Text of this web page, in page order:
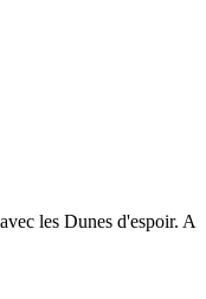
les Dunes d'espoir. A